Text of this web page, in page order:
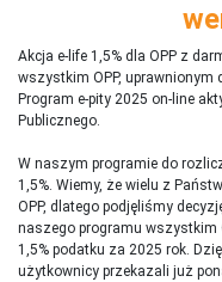
Akcja e-life 1,5% dla OPP z
wszystkim OPP, uprawnionym
Program e-pity 2025 on-line
Publicznego.
W naszym programie do
1,5%. Wiemy, że wielu z
OPP, dlatego podjęliśmy
naszego programu wszystkim
1,5% podatku za 2025 rok.
użytkownicy przekazali już